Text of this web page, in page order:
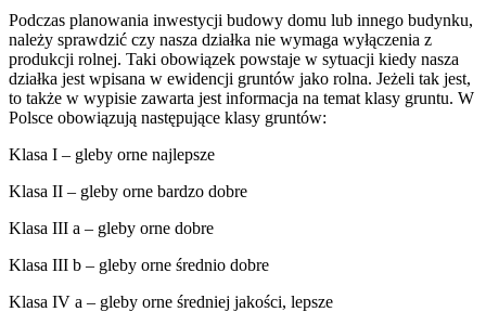
Podczas planowania inwestycji budowy domu lub innego budynku,
należy sprawdzić czy nasza działka nie wymaga wyłączenia z
produkcji rolnej. Taki obowiązek powstaje w sytuacji kiedy nasza
działka jest wpisana w ewidencji gruntów jako rolna. Jeżeli tak jest,
to także w wypisie zawarta jest informacja na temat klasy gruntu. W
Polsce obowiązują następujące klasy gruntów:
Klasa I – gleby orne najlepsze
Klasa II – gleby orne bardzo dobre
Klasa III a – gleby orne dobre
Klasa III b – gleby orne średnio dobre
Klasa IV a – gleby orne średniej jakości, lepsze